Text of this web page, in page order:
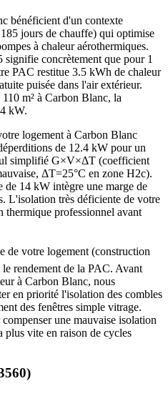
bénéficient d'un contexte
jours de chauffe) qui optimise
à chaleur aérothermiques.
concrètement que pour 1
PAC restitue 3.5 kWh de chaleur
puisée dans l'air extérieur.
m² à Carbon Blanc, la
kW.
logement à Carbon Blanc
de 12.4 kW pour un
simplifié G×V×ΔT (coefficient
ΔT=25°C en zone H2c).
de 14 kW intègre une marge de
L'isolation très déficiente de votre
thermique professionnel avant
votre logement (construction
rendement de la PAC. Avant
à Carbon Blanc, nous
en priorité l'isolation des combles
des fenêtres simple vitrage.
une mauvaise isolation
plus vite en raison de cycles
)